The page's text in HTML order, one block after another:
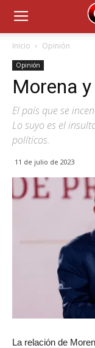
Inicio Opinión
Opinión
Morena
El país que se
Lo suyo es el
políticos.
11 de julio de 2023
La relación de